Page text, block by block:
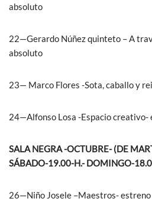
absoluto
22—Gerardo Núñez quinteto – A
absoluto
23— Marco Flores -Sota, caballo y
24—Alfonso Losa -Espacio creativo-
SALA NEGRA -OCTUBRE- (DE
SÁBADO-19.00-H.- DOMINGO-
26—Niño Josele –Maestros-